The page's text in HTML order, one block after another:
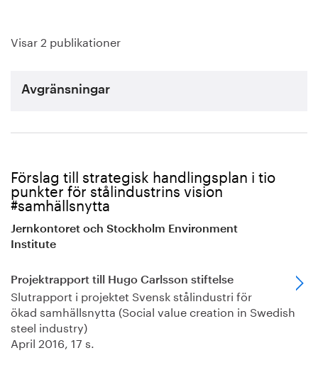
Visar 2 publikationer
Avgränsningar
Förslag till strategisk handlingsplan i tio
punkter för stålindustrins vision
#samhällsnytta
Jernkontoret och Stockholm Environment
Institute
Projektrapport till Hugo Carlsson stiftelse
Slutrapport i projektet Svensk stålindustri för
ökad samhällsnytta (Social value creation in Swedish
steel industry)
April 2016, 17 s.